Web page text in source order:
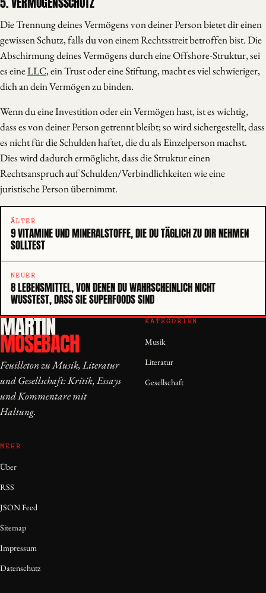
Die Trennung deines Vermögens von deiner Person bietet dir einen
gewissen Schutz, falls du von einem Rechtsstreit betroffen bist. Die
Abschirmung deines Vermögens durch eine Offshore-Struktur, sei
es eineLLC, ein Trust oder eine Stiftung, macht es viel schwieriger,
dich an dein Vermögen zu binden.
Wenn du eine Investition oder ein Vermögen hast, ist es wichtig,
dass es von deiner Person getrennt bleibt; so wird sichergestellt, dass
es nicht für die Schulden haftet, die du als Einzelperson machst.
Dies wird dadurch ermöglicht, dass die Struktur einen
Rechtsanspruch auf Schulden/Verbindlichkeiten wie eine
juristische Person übernimmt.
ÄLTER
9 VITAMINE UND MINERALSTOFFE, DIE DU TÄGLICH ZU DIR NEHMEN
SOLLTEST
NEUER
8 LEBENSMITTEL, VON DENEN DU WAHRSCHEINLICH NICHT
WUSSTEST, DASS SIE SUPERFOODS SIND
MARTIN
MOSEBACH
Feuilleton zu Musik, Literatur
und Gesellschaft: Kritik, Essays
und Kommentare mit
Haltung.
KATEGORIEN
Musik
Literatur
Gesellschaft
MEHR
Über
RSS
JSON Feed
Sitemap
Impressum
Datenschutz